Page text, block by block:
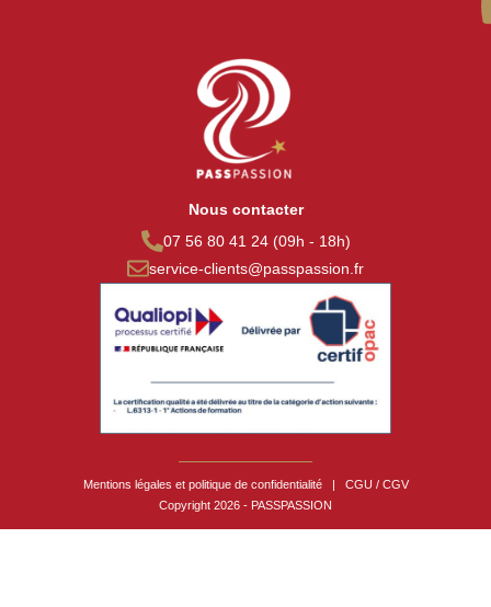
Nous contacter
07 56 80 41 24 (09h - 18h)
service-clients@passpassion.fr
Mentions légales et politique de confidentialité
CGU / CGV
Copyright 2026 - PASSPASSION